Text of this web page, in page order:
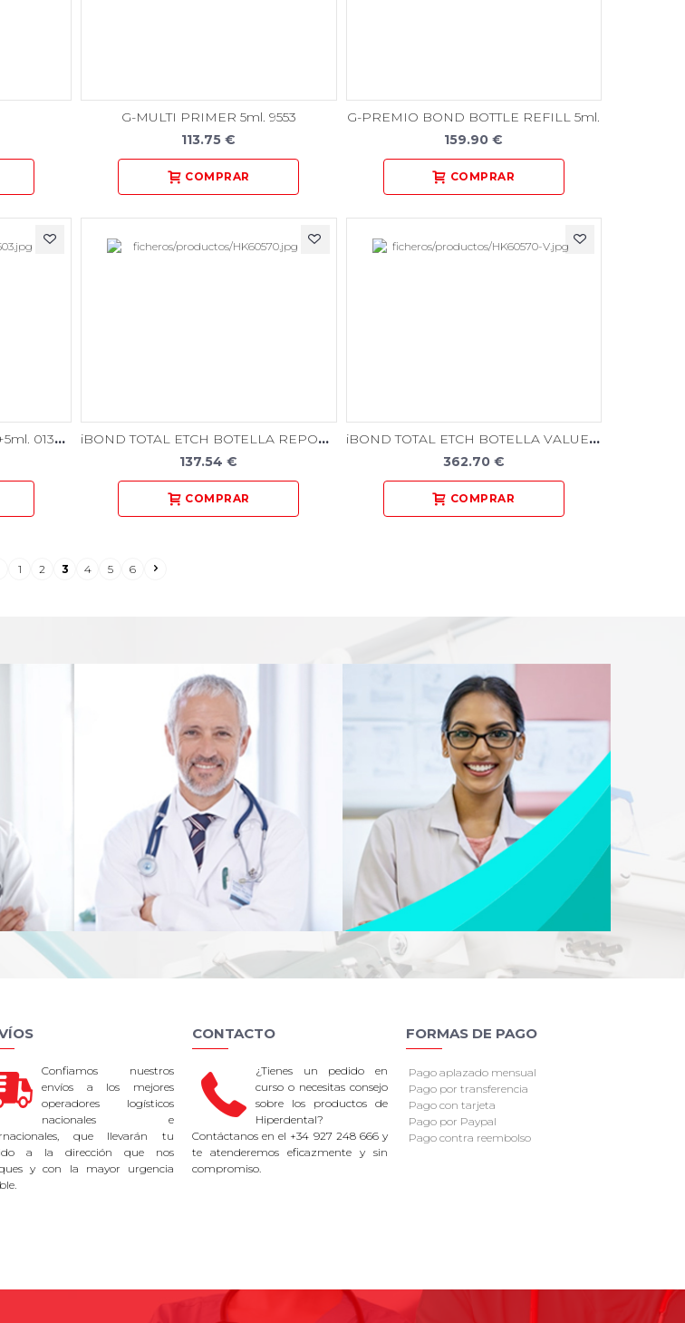
G-MULTI PRIMER 5ml. 9553
113.75 €
G-PREMIO BOND BOTTLE REFILL 5ml.
159.90 €
G2-BOND UNIVERSAL KIT 5+5ml. 013645 iBOND TOTAL ETCH BOTELLA REPOS. 4ml.
137.54 €
iBOND TOTAL ETCH BOTELLA VALUE PACK
362.70 €
1 2 3 4 5 6
Confiamos nuestros
envíos a los mejores
operadores logísticos
nacionales e
que llevarán tu
a la dirección que nos
y con la mayor urgencia
CONTACTO
¿Tienes un pedido en
curso o necesitas consejo
sobre los productos de
Hiperdental?
Contáctanos en el +34 927 248 666 y
te atenderemos eficazmente y sin
compromiso.
FORMAS DE PAGO
Pago aplazado mensual
Pago por transferencia
Pago con tarjeta
Pago por Paypal
Pago contra reembolso